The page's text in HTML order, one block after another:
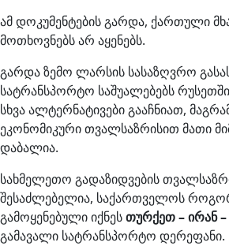
ამ დოკუმენტების გარდა, ქართული
მოთხოვნებს არ აყენებს.
გარდა ზემო ლარსის სასაზღვრო
სატრანსპორტო საშუალებებს
სხვა ალტერნატივები გააჩნიათ,
ეკონომიკური თვალსაზრისით მათი
დაბალია.
სახმელეთო გადაზიდვების
შესაძლებელია, საქართველოს
გამოყენებული იქნესთურქეთ – ირან –
გამავალი სატრანსპორტო დერეფანი.